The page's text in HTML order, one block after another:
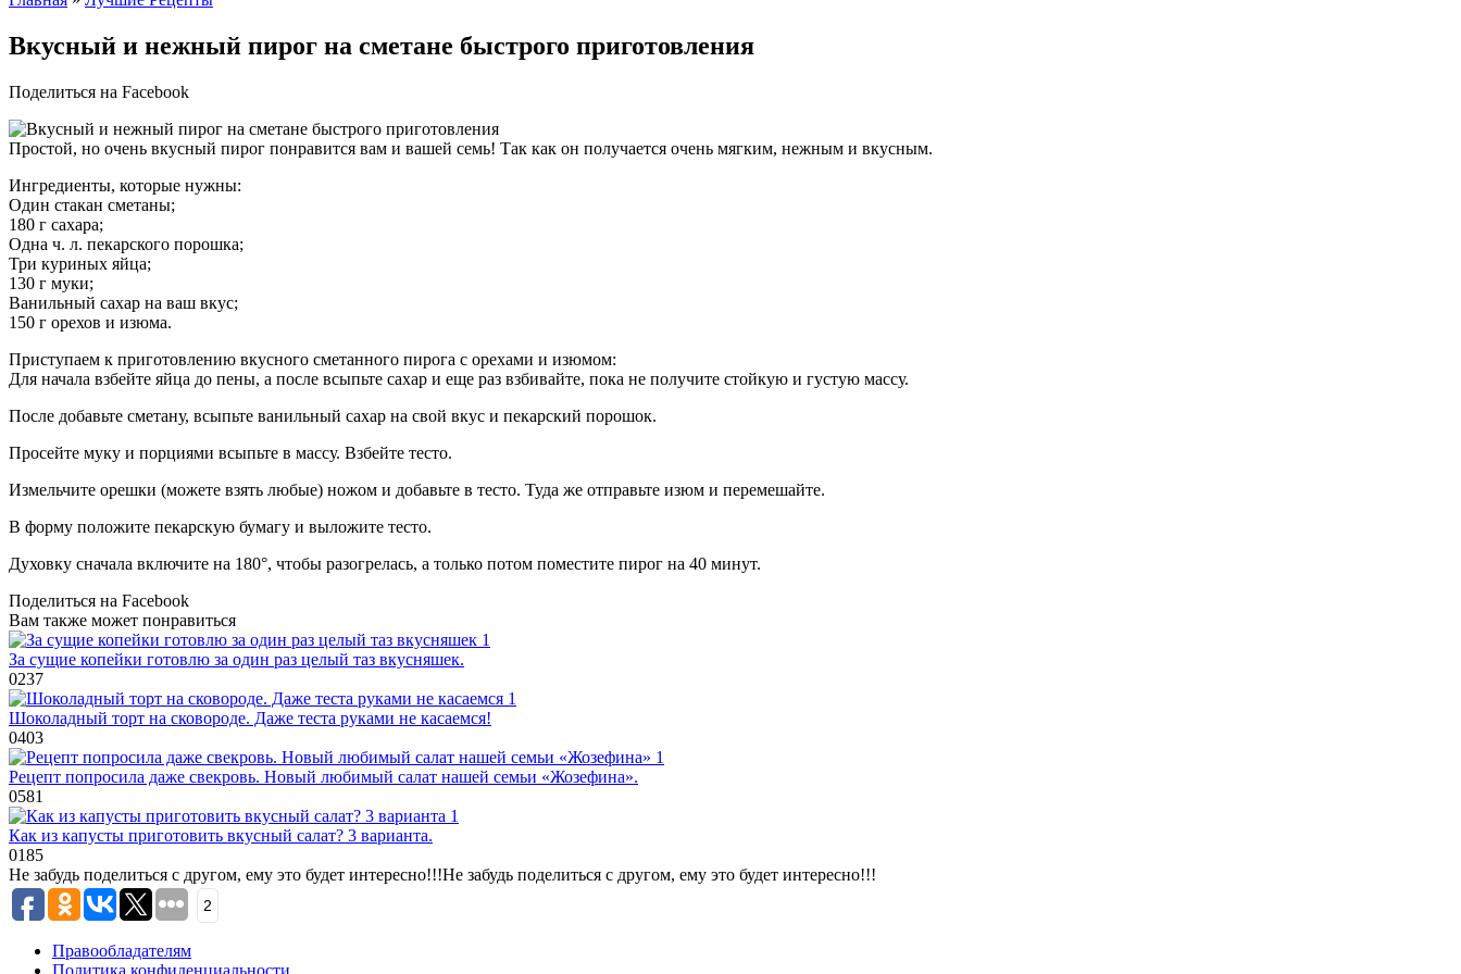
Вкусный и нежный пирог на сметане быстрого приготовления
Поделиться на Facebook
Простой, но очень вкусный пирог понравится вам и вашей семь! Так как он получается очень мягким, нежным и вкусным.
Ингредиенты, которые нужны:
Один стакан сметаны;
180 г сахара;
Одна ч. л. пекарского порошка;
Три куриных яйца;
130 г муки;
Ванильный сахар на ваш вкус;
150 г орехов и изюма.
Приступаем к приготовлению вкусного сметанного пирога с орехами и изюмом:
Для начала взбейте яйца до пены, а после всыпьте сахар и еще раз взбивайте, пока не получите стойкую и густую массу.
После добавьте сметану, всыпьте ванильный сахар на свой вкус и пекарский порошок.
Просейте муку и порциями всыпьте в массу. Взбейте тесто.
Измельчите орешки (можете взять любые) ножом и добавьте в тесто. Туда же отправьте изюм и перемешайте.
В форму положите пекарскую бумагу и выложите тесто.
Духовку сначала включите на 180°, чтобы разогрелась, а только потом поместите пирог на 40 минут.
Поделиться на Facebook
Вам также может понравиться
За сущие копейки готовлю за один раз целый таз вкусняшек.
0237
Шоколадный торт на сковороде. Даже теста руками не касаемся!
0403
Рецепт попросила даже свекровь. Новый любимый салат нашей семьи «Жозефина».
0581
Как из капусты приготовить вкусный салат? 3 варианта.
0185
Не забудь поделиться с другом, ему это будет интересно!!!Не забудь поделиться с другом, ему это будет интересно!!!
2
Правообладателям
Политика конфиденциальности